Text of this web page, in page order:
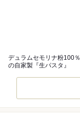
デュラムセモリナ粉100％
の自家製『生パスタ』